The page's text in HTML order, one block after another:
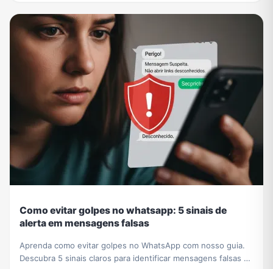
Como evitar golpes no whatsapp: 5 sinais de
alerta em mensagens falsas
Aprenda como evitar golpes no WhatsApp com nosso guia.
Descubra 5 sinais claros para identificar mensagens falsas e